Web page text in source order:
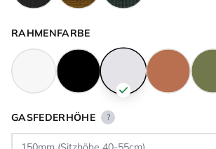
RAHMENFARBE
GASFEDERHÖHE ?